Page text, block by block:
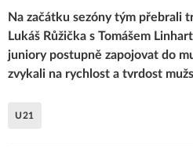
Na začátku sezóny tým přebrali
Lukáš Růžička s Tomášem
juniory postupně zapojovat do
zvykali na rychlost a tvrdost
U21